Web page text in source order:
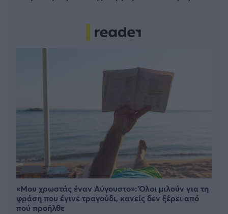
«Μου χρωστάς έναν Αύγουστο»: Όλοι μιλούν για τη
φράση που έγινε τραγούδι, κανείς δεν ξέρει από
πού προήλθε